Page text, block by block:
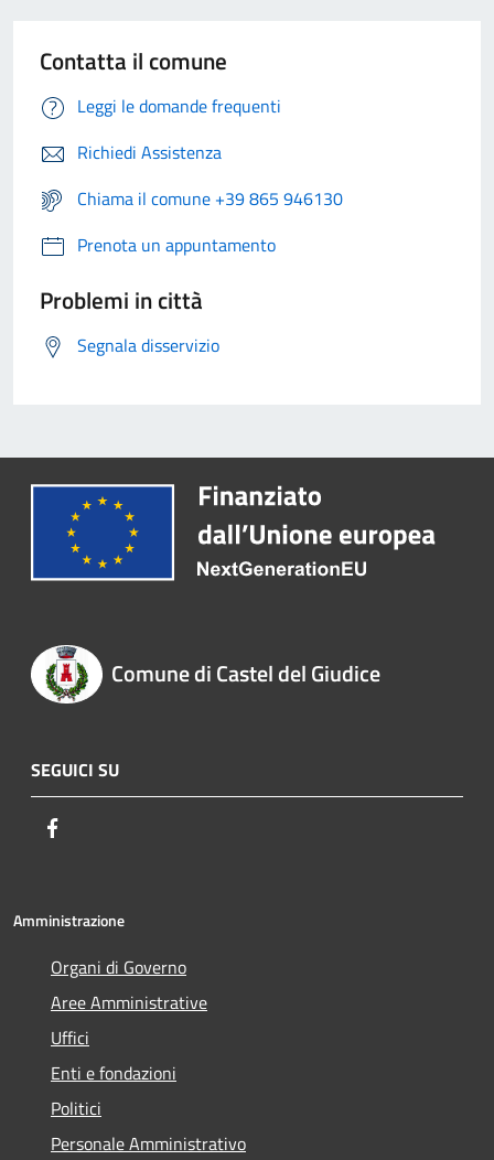
Contatta il comune
Leggi le domande frequenti
Richiedi Assistenza
Chiama il comune +39 865 946130
Prenota un appuntamento
Problemi in città
Segnala disservizio
Comune di Castel del Giudice
SEGUICI SU
Amministrazione
Organi di Governo
Aree Amministrative
Uffici
Enti e fondazioni
Politici
Personale Amministrativo